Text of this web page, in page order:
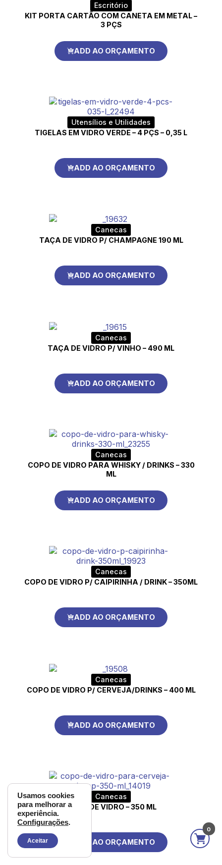
Escritório
KIT PORTA CARTÃO COM CANETA EM METAL –
3 PÇS
ADD AO ORÇAMENTO
Utensílios e Utilidades
TIGELAS EM VIDRO VERDE – 4 PÇS – 0,35 L
ADD AO ORÇAMENTO
Canecas
TAÇA DE VIDRO P/ CHAMPAGNE 190 ML
ADD AO ORÇAMENTO
Canecas
TAÇA DE VIDRO P/ VINHO – 490 ML
ADD AO ORÇAMENTO
Canecas
COPO DE VIDRO PARA WHISKY / DRINKS – 330
ML
ADD AO ORÇAMENTO
Canecas
COPO DE VIDRO P/ CAIPIRINHA / DRINK – 350ML
ADD AO ORÇAMENTO
Canecas
COPO DE VIDRO P/ CERVEJA/DRINKS – 400 ML
ADD AO ORÇAMENTO
Canecas
COPO DE VIDRO – 350 ML
ADD AO ORÇAMENTO
0
Usamos cookies
para melhorar a
experiência.
Configurações.
Aceitar